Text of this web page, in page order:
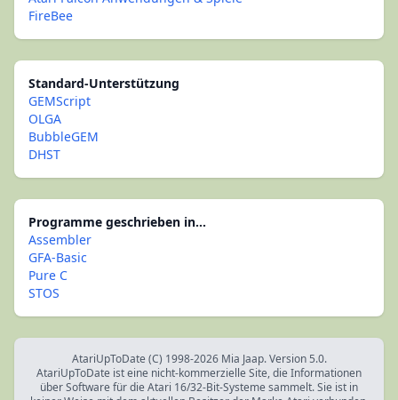
FireBee
Standard-Unterstützung
GEMScript
OLGA
BubbleGEM
DHST
Programme geschrieben in...
Assembler
GFA-Basic
Pure C
STOS
AtariUpToDate (C) 1998-2026 Mia Jaap. Version 5.0.
AtariUpToDate ist eine nicht-kommerzielle Site, die Informationen
über Software für die Atari 16/32-Bit-Systeme sammelt. Sie ist in